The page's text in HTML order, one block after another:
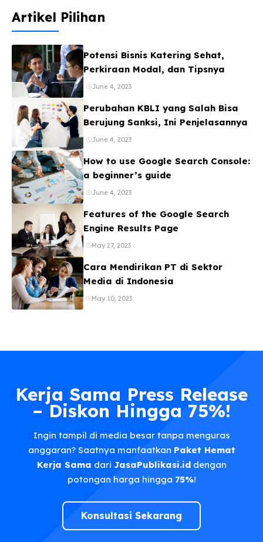
menguras anggaran. Jasa press release adalah
solusi efektif untuk menjembatani brand Anda
dengan audiens yang lebih luas melalui publikasi
berita di portal-portal ...
Artikel Pilihan
Potensi Bisnis Katering Sehat,
Perkiraan Modal, dan Tipsnya
June 4, 2023
Perubahan KBLI yang Salah Bisa
Berujung Sanksi, Ini Penjelasannya
June 4, 2023
How to use Google Search Console:
a beginner’s guide
June 4, 2023
Features of the Google Search
Engine Results Page
May 27, 2023
Cara Mendirikan PT di Sektor
Media di Indonesia
May 10, 2023
Kerja Sama Press Release
– Diskon Hingga 75%!
Ingin tampil di media besar tanpa menguras
anggaran? Saatnya manfaatkan Paket Hemat
Kerja Sama dari JasaPublikasi.iddengan
potongan harga hingga 75%!
Konsultasi Sekarang